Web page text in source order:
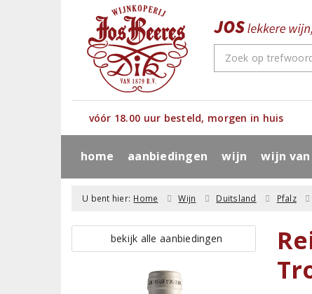
vóór 18.00 uur besteld, morgen in huis
home aanbiedingen wijn wijn
U bent hier: Home Wijn Duitsland Pfalz
bekijk alle aanbiedingen